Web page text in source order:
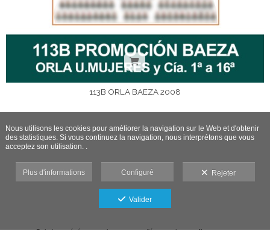
113B ORLA BAEZA 2008
Nous utilisons les cookies pour améliorer la navigation sur le Web et d'obtenir
des statistiques. Si vous continuez la navigation, nous interprétons que vous
acceptez son utilisation. .
Plus d'informations Configuré Rejeter
Valider
Galerie protégée contre les captures d'écran : si vous effectuez une